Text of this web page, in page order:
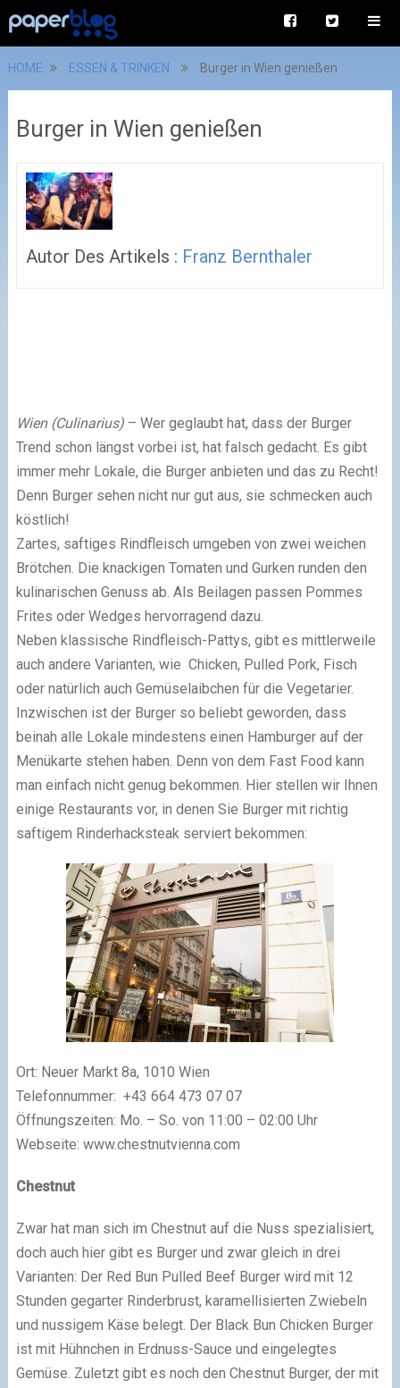
HOME ESSEN & TRINKEN Burger in Wien genießen
Burger in Wien genießen
Autor Des Artikels : Franz Bernthaler
Wien (Culinarius)– Wer geglaubt hat, dass der Burger
Trend schon längst vorbei ist, hat falsch gedacht. Es gibt
immer mehr Lokale, die Burger anbieten und das zu Recht!
Denn Burger sehen nicht nur gut aus, sie schmecken auch
köstlich!
Zartes, saftiges Rindfleisch umgeben von zwei weichen
Brötchen. Die knackigen Tomaten und Gurken runden den
kulinarischen Genuss ab. Als Beilagen passen Pommes
Frites oder Wedges hervorragend dazu.
Neben klassische Rindfleisch-Pattys, gibt es mittlerweile
auch andere Varianten, wie Chicken, Pulled Pork, Fisch
oder natürlich auch Gemüselaibchen für die Vegetarier.
Inzwischen ist der Burger so beliebt geworden, dass
beinah alle Lokale mindestens einen Hamburger auf der
Menükarte stehen haben. Denn von dem Fast Food kann
man einfach nicht genug bekommen. Hier stellen wir Ihnen
einige Restaurants vor, in denen Sie Burger mit richtig
saftigem Rinderhacksteak serviert bekommen:
Ort: Neuer Markt 8a, 1010 Wien
Telefonnummer: +43 664 473 07 07
Öffnungszeiten: Mo. – So. von 11:00 – 02:00 Uhr
Webseite: www.chestnutvienna.com
Chestnut
Zwar hat man sich im Chestnut auf die Nuss spezialisiert,
doch auch hier gibt es Burger und zwar gleich in drei
Varianten: Der Red Bun Pulled Beef Burger wird mit 12
Stunden gegarter Rinderbrust, karamellisierten Zwiebeln
und nussigem Käse belegt. Der Black Bun Chicken Burger
ist mit Hühnchen in Erdnuss-Sauce und eingelegtes
Gemüse. Zuletzt gibt es noch den Chestnut Burger, der mit